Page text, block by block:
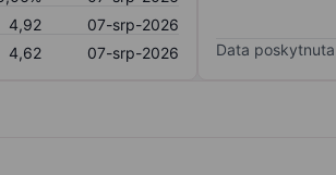
4,92
07-srp-2026
4,62 07-srp-2026 Data